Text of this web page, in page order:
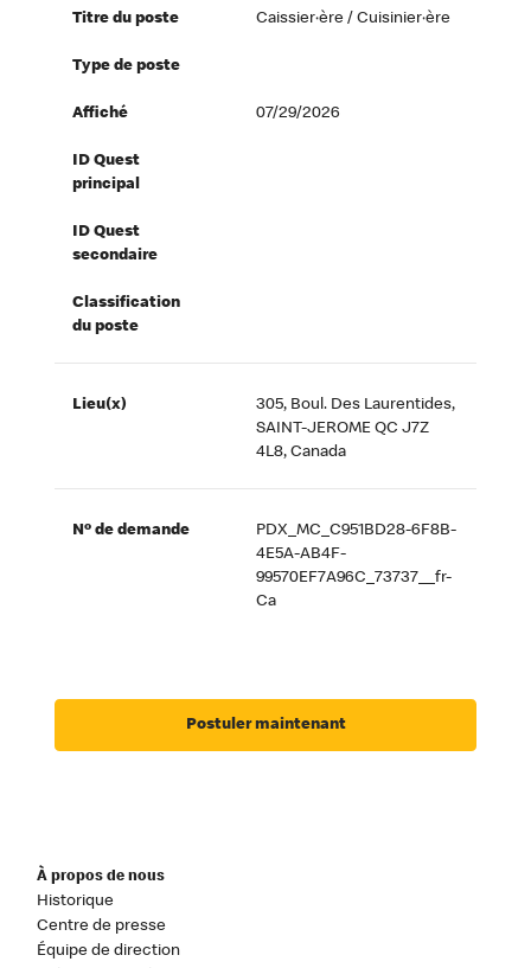
Titre du poste Caissier·ère / Cuisinier·ère
Type de poste
Affiché 07/29/2026
ID Quest
principal
ID Quest
secondaire
Classification
du poste
Lieu(x)
305, Boul. Des Laurentides,
SAINT-JEROME QC J7Z
4L8, Canada
Nº de demande
PDX_MC_C951BD28-6F8B-
4E5A-AB4F-
99570EF7A96C_73737__fr-
Ca
Postuler maintenant
À propos de nous
Historique
Centre de presse
Équipe de direction